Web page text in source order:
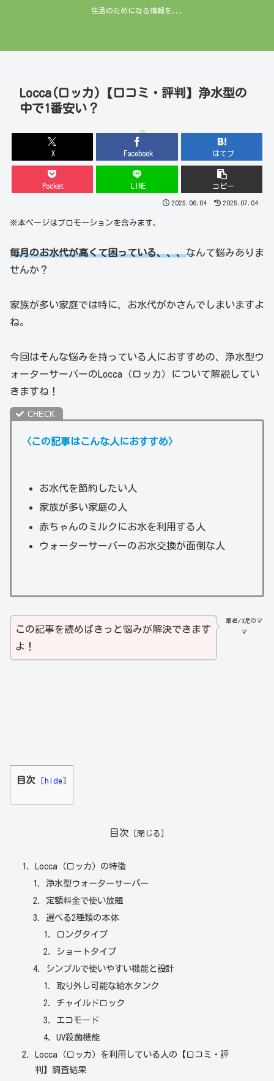
生活のためになる情報を､､､
Locca(ロッカ)【口コミ・評判】浄水型の
中で1番安い？
X Facebook はてブ
Pocket LINE コピー
2025.06.04 2025.07.04
※本ページはプロモーションを含みます。
毎月のお水代が高くて困っている、、、なんて悩みありま
せんか？
家族が多い家庭では特に、お水代がかさんでしまいますよ
ね。
今回はそんな悩みを持っている人におすすめの、浄水型ウ
ォーターサーバーのLocca（ロッカ）について解説してい
きますね！
〈この記事はこんな人 におすすめ〉
お水代を節約したい人
家族が多い家庭の人
赤ちゃんのミルクにお水を利用する人
ウォーターサーバーのお水交換が面倒な人
筆者/3児のマ
マ
この記事を読めばきっと悩みが解決できます
よ！
目次 [hide]
目次
Locca（ロッカ）の特徴
浄水型ウォーターサーバー
定額料金で使い放題
選べる2種類の本体
ロングタイプ
ショートタイプ
シンプルで使いやすい機能と設計
取り外し可能な給水タンク
チャイルドロック
エコモード
UV殺菌機能
Locca（ロッカ）を利用している人の【口コミ・評
判】調査結果